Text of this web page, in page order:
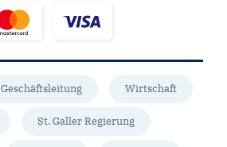
Geschäftsleitung Wirtschaft
St. Galler Regierung